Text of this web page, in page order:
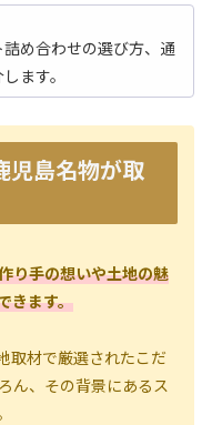
め合わせの選び方、通
ます。
児島名物が取
り手の想いや土地の魅
きます。
取材で厳選されたこだ
ん、その背景にあるス